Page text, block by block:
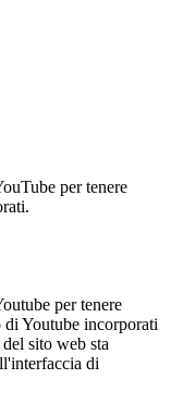
per tenere
per tenere
di Youtube incorporati
sito web sta
di